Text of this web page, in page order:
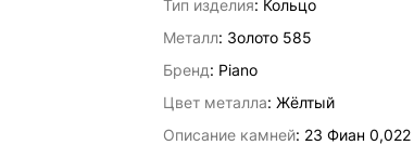
Тип изделия: Кольцо
Металл: Золото 585
Бренд: Piano
Цвет металла: Жёлтый
Описание камней: 23 Фиан 0,022